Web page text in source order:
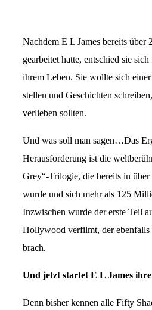
Nachdem E L James bereits über
gearbeitet hatte, entschied sie
ihrem Leben. Sie wollte sich
stellen und Geschichten
verlieben sollten.
Und was soll man sagen…Das
Herausforderung ist die
Grey“-Trilogie, die bereits in über
wurde und sich mehr als 125
Inzwischen wurde der erste Teil
Hollywood verfilmt, der
brach.
Und jetzt startet E L James
Denn bisher kennen alle Fifty